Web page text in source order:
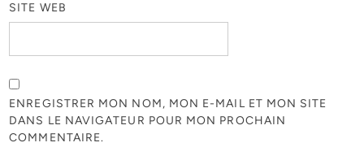
SITE WEB
ENREGISTRER MON NOM, MON E-MAIL ET MON SITE
DANS LE NAVIGATEUR POUR MON PROCHAIN
COMMENTAIRE.